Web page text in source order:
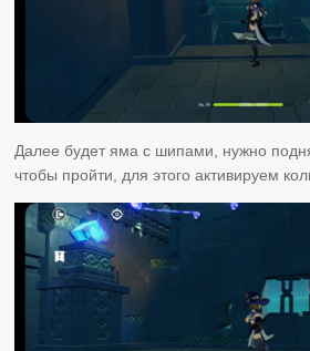
Далее будет яма с шипами, нужно
чтобы пройти, для этого активируем